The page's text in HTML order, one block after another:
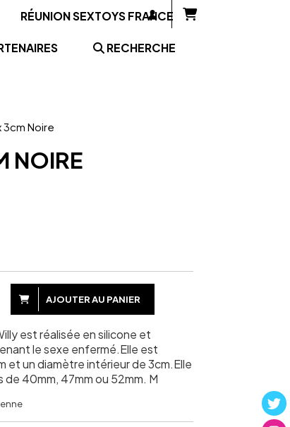
RÉUNION SEXTOYS FRANCE
RECHERCHE
3cm Noire
NOIRE
AJOUTER AU PANIER
est réalisée en silicone et
le sexe enfermé.Elle est
et un diamètre intérieur de 3cm.Elle
40mm, 47mm ou 52mm. M